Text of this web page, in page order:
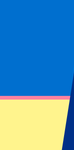
Italië Rugby Union